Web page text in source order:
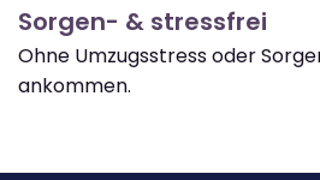
Sorgen- & stressfrei
Ohne Umzugsstress oder
ankommen.